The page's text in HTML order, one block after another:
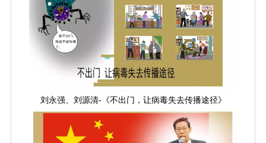
刘永强、刘源清-《不出门，让病毒失去传播途径》